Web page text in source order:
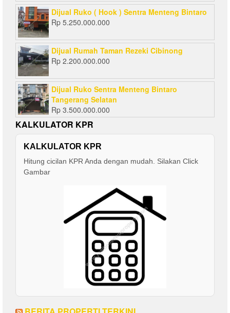
Dijual Ruko ( Hook ) Sentra Menteng Bintaro
Rp 5.250.000.000
Dijual Rumah Taman Rezeki Cibinong
Rp 2.200.000.000
Dijual Ruko Sentra Menteng Bintaro
Tangerang Selatan
Rp 3.500.000.000
KALKULATOR KPR
KALKULATOR KPR
Hitung cicilan KPR Anda dengan mudah. Silakan Click
Gambar